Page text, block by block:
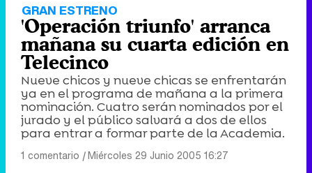
GRAN ESTRENO
'Operación triunfo' arranca
mañana su cuarta edición en
Telecinco
Nueve chicos y nueve chicas se enfrentarán
ya en el programa de mañana a la primera
nominación. Cuatro serán nominados por el
jurado y el público salvará a dos de ellos
para entrar a formar parte de la Academia.
1 comentario |Miércoles 29 Junio 2005 16:27